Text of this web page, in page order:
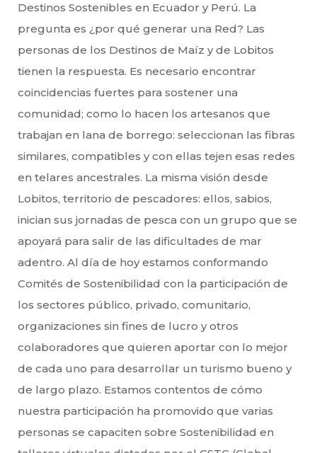
Destinos Sostenibles en Ecuador y Perú. La
pregunta es ¿por qué generar una Red? Las
personas de los Destinos de Maíz y de Lobitos
tienen la respuesta. Es necesario encontrar
coincidencias fuertes para sostener una
comunidad; como lo hacen los artesanos que
trabajan en lana de borrego: seleccionan las fibras
similares, compatibles y con ellas tejen esas redes
en telares ancestrales. La misma visión desde
Lobitos, territorio de pescadores: ellos, sabios,
inician sus jornadas de pesca con un grupo que se
apoyará para salir de las dificultades de mar
adentro. Al día de hoy estamos conformando
Comités de Sostenibilidad con la participación de
los sectores público, privado, comunitario,
organizaciones sin fines de lucro y otros
colaboradores que quieren aportar con lo mejor
de cada uno para desarrollar un turismo bueno y
de largo plazo. Estamos contentos de cómo
nuestra participación ha promovido que varias
personas se capaciten sobre Sostenibilidad en